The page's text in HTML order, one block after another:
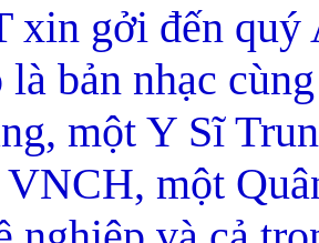
xin gởi đến
là bản nhạc
một Y Sĩ
một